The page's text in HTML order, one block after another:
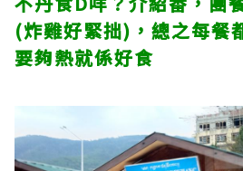
(炸雞好緊拙)，總之每餐
要夠熱就係好食